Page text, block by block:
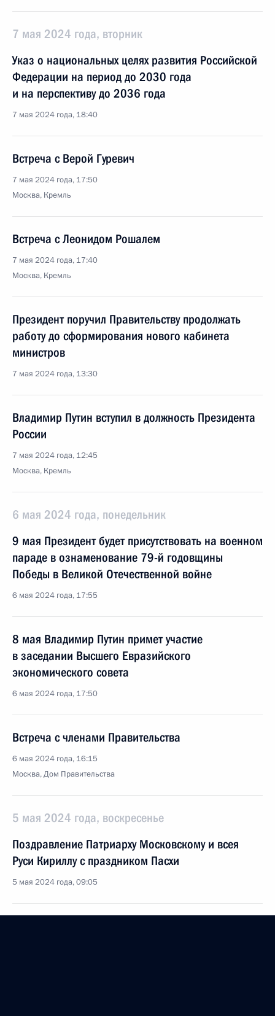
7 мая 2024 года, вторник
Указ о национальных целях развития Российской
Федерации на период до 2030 года
и на перспективу до 2036 года
7 мая 2024 года, 18:40
Встреча с Верой Гуревич
7 мая 2024 года, 17:50
Москва, Кремль
Встреча с Леонидом Рошалем
7 мая 2024 года, 17:40
Москва, Кремль
Президент поручил Правительству продолжать
работу до сформирования нового кабинета
министров
7 мая 2024 года, 13:30
Владимир Путин вступил в должность Президента
России
7 мая 2024 года, 12:45
Москва, Кремль
6 мая 2024 года, понедельник
9 мая Президент будет присутствовать на военном
параде в ознаменование 79-й годовщины
Победы в Великой Отечественной войне
6 мая 2024 года, 17:55
8 мая Владимир Путин примет участие
в заседании Высшего Евразийского
экономического совета
6 мая 2024 года, 17:50
Встреча с членами Правительства
6 мая 2024 года, 16:15
Москва, Дом Правительства
5 мая 2024 года, воскресенье
Поздравление Патриарху Московскому и всея
Руси Кириллу с праздником Пасхи
5 мая 2024 года, 09:05